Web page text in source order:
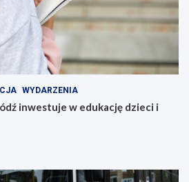
WYDARZENIA
inwestuje w edukację dzieci i